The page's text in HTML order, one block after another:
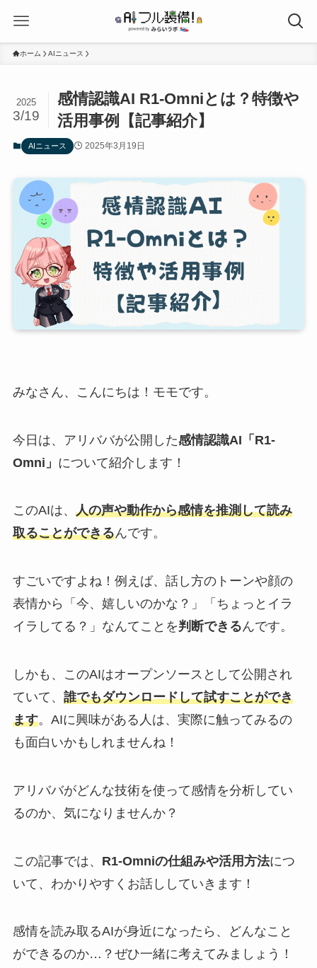
ホーム AIニュース
感情認識AI R1-Omniとは？特徴や
活用事例【記事紹介】
2025
3/19
AIニュース 2025年3月19日
みなさん、こんにちは！モモです。
今日は、アリババが公開した感情認識AI「R1-
Omni」 について紹介します！
このAIは、 人の声や動作から感情を推測して読み
取ることができるんです。
すごいですよね！例えば、話し方のトーンや顔の
表情から「今、嬉しいのかな？」「ちょっとイラ
イラしてる？」なんてことを判断できるんです。
しかも、このAIはオープンソースとして公開され
ていて、 誰でもダウンロードして試すことができ
ます。AIに興味がある人は、実際に触ってみるの
も面白いかもしれませんね！
アリババがどんな技術を使って感情を分析してい
るのか、気になりませんか？
この記事では、 R1-Omniの仕組みや活用方法につ
いて、わかりやすくお話ししていきます！
感情を読み取るAIが身近になったら、どんなこと
ができるのか…？ぜひ一緒に考えてみましょう！